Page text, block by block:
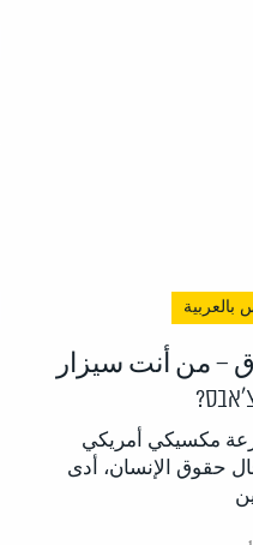
بالعربية
– من أنت سيزار
مكسيكي أمريكي
حقوق الإنسان، أدى